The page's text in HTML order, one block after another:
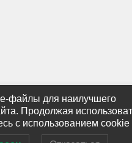
файлы для наилучшего
Продолжая
с использованием cookie